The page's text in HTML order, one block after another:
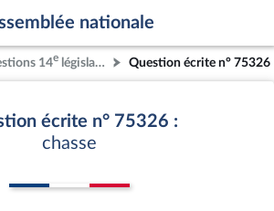
nationale
14e législature Question écrite n° 75326
écrite n° 75326 :
chasse